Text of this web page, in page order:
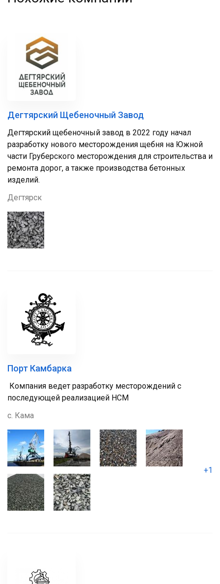
Дегтярский Щебеночный Завод
Дегтярский щебеночный завод в 2022 году начал
разработку нового месторождения щебня на Южной
части Груберского месторождения для строительства и
ремонта дорог, а также производства бетонных
изделий.
Дегтярск
Порт Камбарка
Компания ведет разработку месторождений с
последующей реализацией НСМ
с. Кама
+1